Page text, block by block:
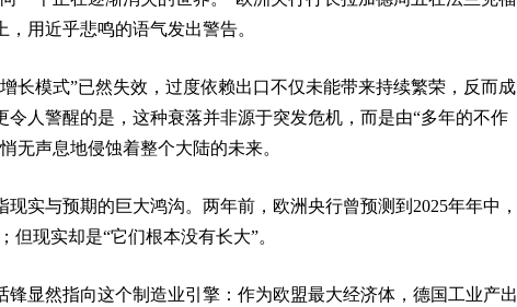
用近乎悲鸣的语气发出警告。
长模式”已然失效，过度依赖出口不仅未能带来持续繁荣，反而成
令人警醒的是，这种衰落并非源于突发危机，而是由“多年的不作
无声息地侵蚀着整个大陆的未来。
实与预期的巨大鸿沟。两年前，欧洲央行曾预测到2025年年中，
但现实却是“它们根本没有长大”。
锋显然指向这个制造业引擎：作为欧盟最大经济体，德国工业产出